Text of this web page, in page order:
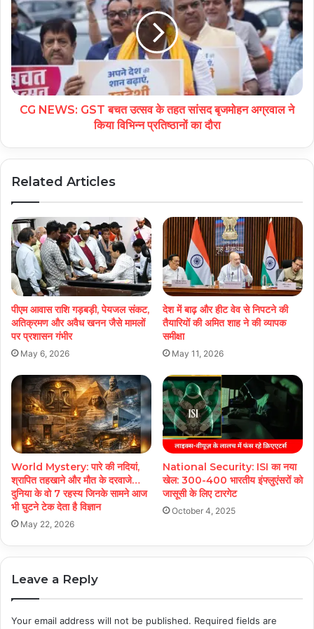
CG NEWS: GST बचत उत्सव के तहत सांसद बृजमोहन अग्रवाल ने
किया विभिन्न प्रतिष्ठानों का दौरा
Related Articles
पीएम आवास राशि गड़बड़ी, पेयजल संकट,
अतिक्रमण और अवैध खनन जैसे मामलों
पर प्रशासन गंभीर
May 6, 2026
देश में बाढ़ और हीट वेव से निपटने की
तैयारियों की अमित शाह ने की व्यापक
समीक्षा
May 11, 2026
World Mystery: पारे की नदियां,
श्रापित तहखाने और मौत के दरवाजे…
दुनिया के वो 7 रहस्य जिनके सामने आज
भी घुटने टेक देता है विज्ञान
May 22, 2026
National Security: ISI का नया
खेल: 300-400 भारतीय इंफ्लुएंसरों को
जासूसी के लिए टारगेट
October 4, 2025
Leave a Reply
Your email address will not be published. Required fields are